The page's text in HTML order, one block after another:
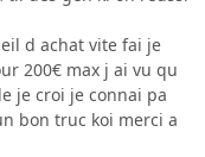
d achat vite fai je
200€ max j ai vu qu
je croi je connai pa
bon truc koi merci a